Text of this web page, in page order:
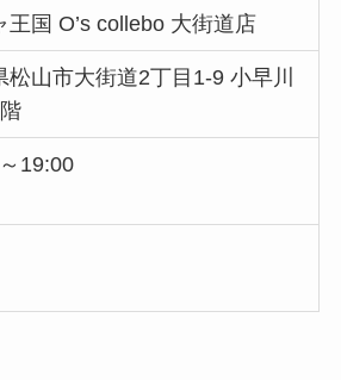
王国 O’s collebo 大街道店
松山市大街道2丁目1-9 小早川
19:00